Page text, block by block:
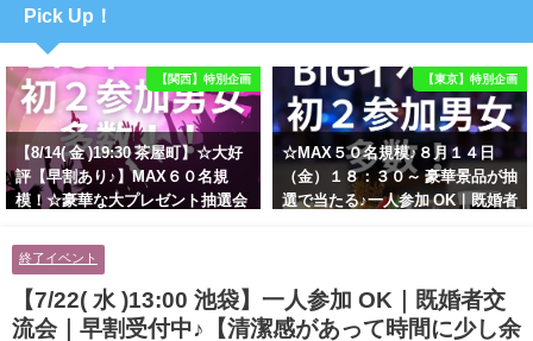
Pick Up！
【関西】特別企画
【8/14( 金 )19:30 茶屋町】☆大好
評【早割あり♪】MAX６０名規
模！☆豪華な大プレゼント抽選会
男性とオシャレ好きで落ち着いた
大人女性の既婚者限定ビッグパー
ティー♪＠茶屋町】
【東京】特別企画
☆MAX５０名規模♪８月１４日
（金）１８：３０～ 豪華景品が抽
選で当たる♪一人参加 OK｜既婚者
女性の既婚者限定ビッグパーティ
ー♪＠池袋】
終了イベント
【7/22( 水 )13:00 池袋】一人参加 OK｜既婚者交
流会｜早割受付中♪【清潔感があって時間に少し余